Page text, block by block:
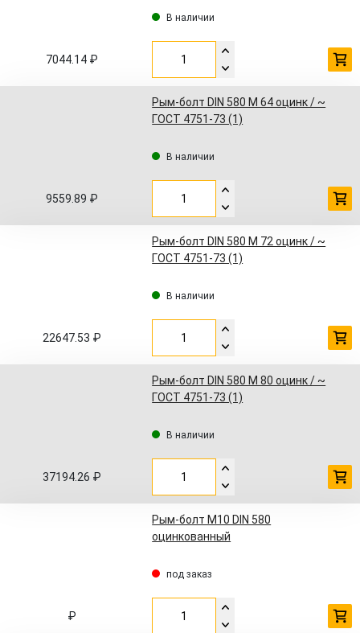
В наличии
7044.14 ₽
Рым-болт DIN 580 M 64 оцинк / ~
ГОСТ 4751-73 (1)
В наличии
9559.89 ₽
Рым-болт DIN 580 M 72 оцинк / ~
ГОСТ 4751-73 (1)
В наличии
22647.53 ₽
Рым-болт DIN 580 M 80 оцинк / ~
ГОСТ 4751-73 (1)
В наличии
37194.26 ₽
Рым-болт М10 DIN 580
оцинкованный
под заказ
₽